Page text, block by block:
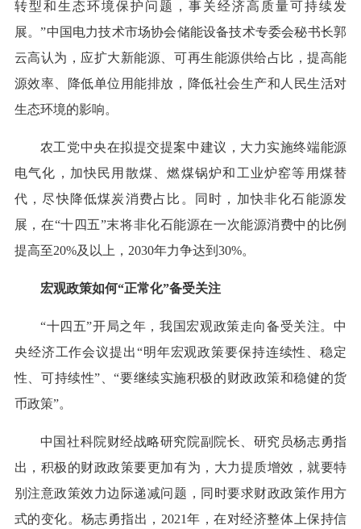
转型和生态环境保护问题，事关经济高质量可持续发
展。”中国电力技术市场协会储能设备技术专委会秘书长郭
云高认为，应扩大新能源、可再生能源供给占比，提高能
源效率、降低单位用能排放，降低社会生产和人民生活对
生态环境的影响。
农工党中央在拟提交提案中建议，大力实施终端能源
电气化，加快民用散煤、燃煤锅炉和工业炉窑等用煤替
代，尽快降低煤炭消费占比。同时，加快非化石能源发
展，在“十四五”末将非化石能源在一次能源消费中的比例
提高至20%及以上，2030年力争达到30%。
宏观政策如何“正常化”备受关注
“十四五”开局之年，我国宏观政策走向备受关注。中
央经济工作会议提出“明年宏观政策要保持连续性、稳定
性、可持续性”、“要继续实施积极的财政政策和稳健的货
币政策”。
中国社科院财经战略研究院副院长、研究员杨志勇指
出，积极的财政政策要更加有为，大力提质增效，就要特
别注意政策效力边际递减问题，同时要求财政政策作用方
式的变化。杨志勇指出，2021年，在对经济整体上保持信